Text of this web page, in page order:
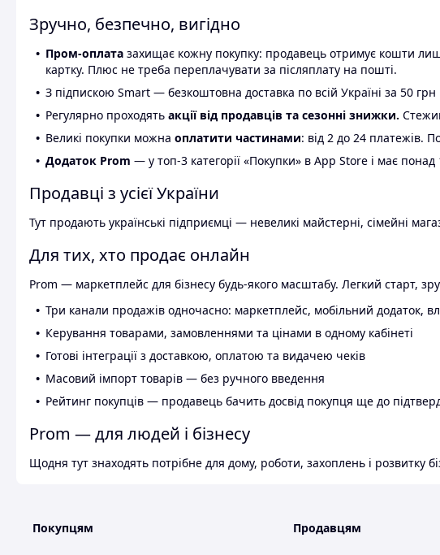
Зручно, безпечно, вигідно
Пром-оплата захищає кожну покупку: продавець отримує кошти
картку. Плюс не треба переплачувати за післяплату на пошті.
З підпискою Smart — безкоштовна доставка по всій Україні за 50
Регулярно проходять акції від продавців та сезонні знижки.
Великі покупки можна оплатити частинами: від 2 до 24 платежів.
Додаток Prom — у топ-3 категорії «Покупки» в App Store і має
Продавці з усієї України
Тут продають українські підприємці — невеликі майстерні, сімейні
Для тих, хто продає онлайн
Prom — маркетплейс для бізнесу будь-якого масштабу. Легкий старт,
Три канали продажів одночасно: маркетплейс, мобільний додаток,
Керування товарами, замовленнями та цінами в одному кабінеті
Готові інтеграції з доставкою, оплатою та видачею чеків
Масовий імпорт товарів — без ручного введення
Рейтинг покупців — продавець бачить досвід покупця ще до
Prom — для людей і бізнесу
Щодня тут знаходять потрібне для дому, роботи, захоплень і розвитку
Покупцям Продавцям